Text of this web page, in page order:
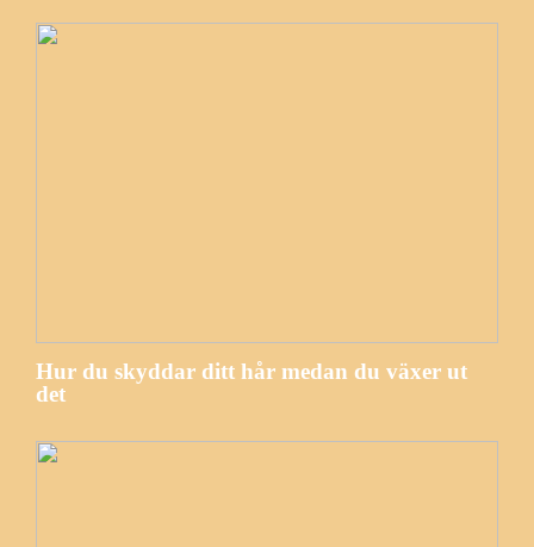
Hur du skyddar ditt hår medan du växer ut
det